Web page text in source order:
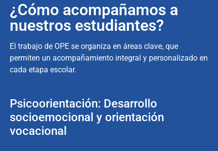
¿Cómo acompañamos a
nuestros estudiantes?
El trabajo de OPE se organiza en áreas clave, que
permiten un acompañamiento integral y personalizado en
cada etapa escolar.
Psicoorientación: Desarrollo
socioemocional y orientación
vocacional